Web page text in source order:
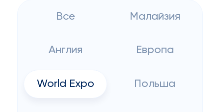
Все Малайзия
Англия Европа
World Expo Польша